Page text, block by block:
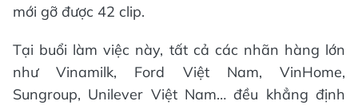
mới gỡ được 42 clip.
Tại buổi làm việc này, tất cả các nhãn hàng lớn
như Vinamilk, Ford Việt Nam, VinHome,
Sungroup, Unilever Việt Nam… đều khẳng định